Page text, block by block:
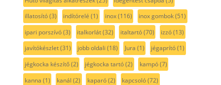
illatosító(3) indítórelé (1) inox(116) inox gombok(51)
ipari porszívó(3) italkorlát(32) italtartó(70) izzó(13)
javítókészlet(31) jobb oldali (18) Jura (1) jégaprító(1)
jégkocka készítő(2) jégkocka tartó(2) kampó(7)
kanna (1) kanál (2) kaparó(2) kapcsoló(72)